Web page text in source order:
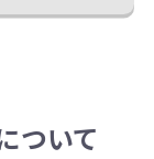
ついて